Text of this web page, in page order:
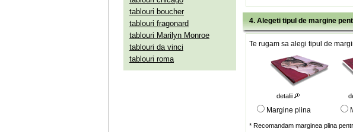
tablouri boucher
tablouri fragonard
tablouri Marilyn Monroe
tablouri da vinci
tablouri roma
4. Alegeti tipul de margine
Te rugam sa alegi tipul de
detalii
Margine plina
* Recomandam marginea plina